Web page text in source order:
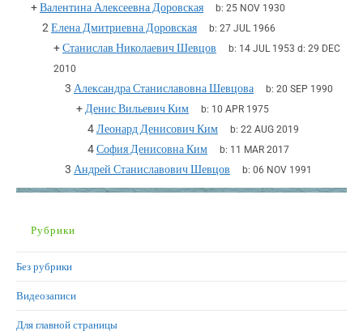
+Валентина Алексеевна Доровская b: 25 NOV 1930
2 Елена Дмитриевна Доровская b: 27 JUL 1966
+Станислав Николаевич Шевцов b: 14 JUL 1953 d: 29 DEC
2010
3 Александра Станиславовна Шевцова b: 20 SEP 1990
+ Денис Вильевич Ким b: 10 APR 1975
4Леонард Денисович Ким b: 22 AUG 2019
4София Денисовна Ким b: 11 MAR 2017
3 Андрей Станиславович Шевцов b: 06 NOV 1991
Рубрики
Без рубрики
Видеозаписи
Для главной страницы